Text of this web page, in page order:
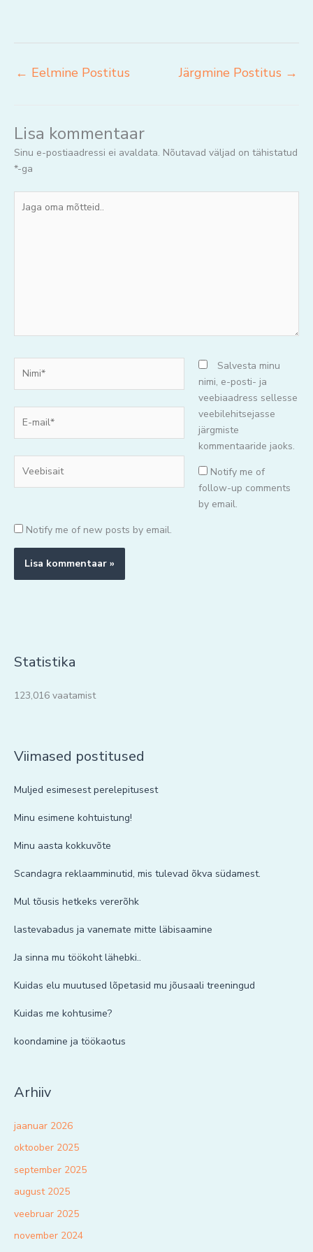
← Eelmine Postitus Järgmine Postitus →
Lisa kommentaar
Sinu e-postiaadressi ei avaldata. Nõutavad väljad on tähistatud
*-ga
oma
mail*
Salvesta minu
nimi, e-posti- ja
veebiaadress sellesse
veebilehitsejasse
järgmiste
kommentaaride jaoks.
Notify me of
follow-up comments
by email.
Notify me of new posts by email.
Statistika
123,016 vaatamist
Viimased postitused
Muljed esimesest perelepitusest
Minu esimene kohtuistung!
Minu aasta kokkuvõte
Scandagra reklaamminutid, mis tulevad õkva südamest.
Mul tõusis hetkeks vererõhk
lastevabadus ja vanemate mitte läbisaamine
Ja sinna mu töökoht lähebki..
Kuidas elu muutused lõpetasid mu jõusaali treeningud
Kuidas me kohtusime?
koondamine ja töökaotus
Arhiiv
jaanuar 2026
oktoober 2025
september 2025
august 2025
veebruar 2025
november 2024